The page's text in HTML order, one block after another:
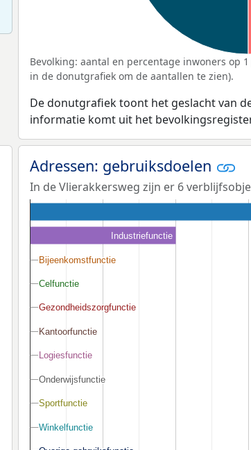
Bevolking: aantal en percentage inwoners op
in de donutgrafiek om de aantallen te zien).
De donutgrafiek toont het geslacht van
informatie komt uit het
Adressen: gebruiksdoelen
In de Vlierakkersweg zijn er 6
Industriefunctie
Bijeenkomstfunctie
Bijeenkomstfunctie
Celfunctie
Celfunctie
Gezondheidszorgfunctie
Gezondheidszorgfunctie
Kantoorfunctie
Kantoorfunctie
Logiesfunctie
Logiesfunctie
Onderwijsfunctie
Onderwijsfunctie
Sportfunctie
Sportfunctie
Winkelfunctie
Winkelfunctie